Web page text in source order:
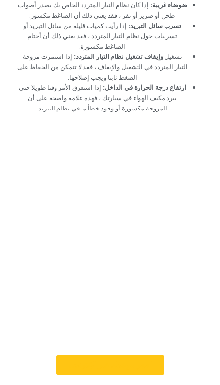
‏ضوضاء غريبة:‏ ‏ إذا كان نظام التيار المتردد الخاص بك يصدر أصوات
طحن أو صرير أو نقر ، فقد يعني ذلك أن الضاغط مكسور.‏
‏تسرب سائل التبريد:‏ ‏إذا رأيت كميات قليلة من سائل التبريد أو
تسريبات حول نظام التيار المتردد ، فقد يعني ذلك أن أختام
الضاغط مكسورة.‏
‏تشغيل ‏‏وإيقاف تشغيل نظام التيار المتردد:‏ ‏إذا استمرت مروحة
التيار المتردد في التشغيل والإيقاف ، فقد لا تتمكن من الحفاظ على
الضغط ثابتا ويجب إصلاحها.‏
‏ارتفاع درجة الحرارة في الداخل:‏ ‏إذا استغرق الأمر وقتا طويلا حتى
يبرد مكيف الهواء في سيارتك ، فهذه علامة واضحة على أن
المروحة مكسورة أو وجود خطأ ما في نظام التبريد.‏